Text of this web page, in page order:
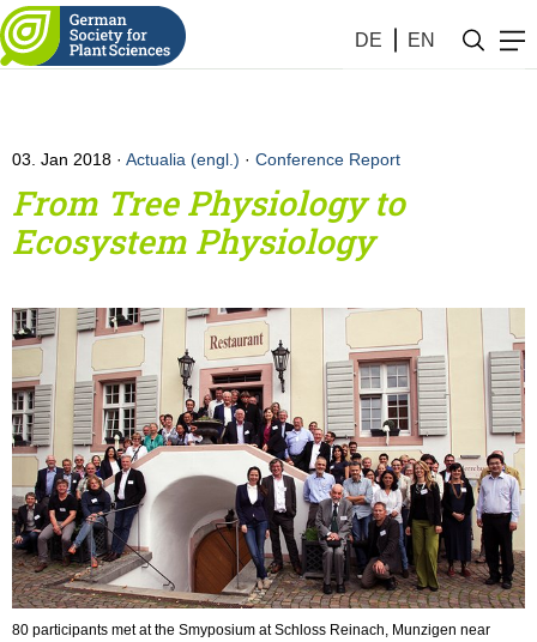
DE EN
03. Jan 2018 Actualia (engl.) · Conference Report
From Tree Physiology to
Ecosystem Physiology
80 participants met at the Smyposium at Schloss Reinach, Munzigen near